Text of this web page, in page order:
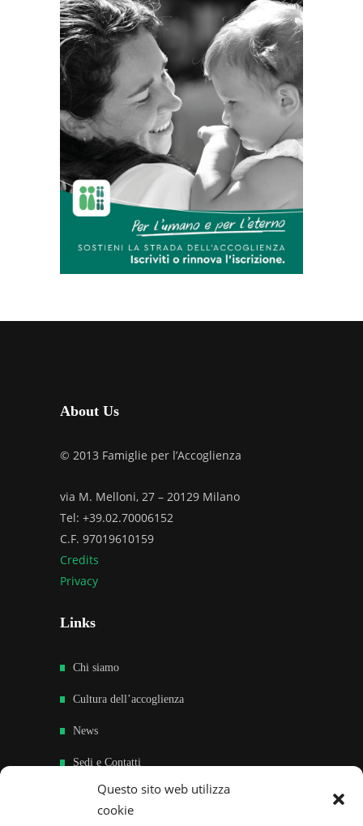
Questo sito web utilizza
cookie
About Us
© 2013 Famiglie per l’Accoglienza
via M. Melloni, 27 – 20129 Milano
Tel: +39.02.70006152
C.F. 97019610159
Credits
Privacy
Links
Chi siamo
Cultura dell’accoglienza
News
Sedi e Contatti
Sostieni